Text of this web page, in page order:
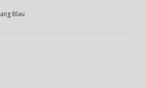
Blau